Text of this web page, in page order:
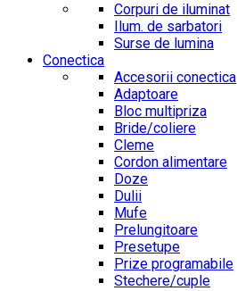
Corpuri de iluminat
Ilum. de sarbatori
Surse de lumina
Conectica
Accesorii conectica
Adaptoare
Bloc multipriza
Bride/coliere
Cleme
Cordon alimentare
Doze
Dulii
Mufe
Prelungitoare
Presetupe
Prize programabile
Stechere/cuple